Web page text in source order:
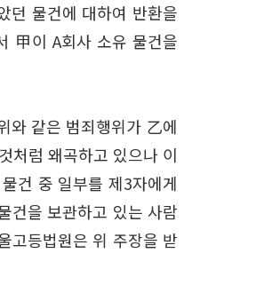
던 물건에 대하여 반환을
甲이 A회사 소유 물건을
와 같은 범죄행위가 乙에
처럼 왜곡하고 있으나 이
건 중 일부를 제3자에게
건을 보관하고 있는 사람
고등법원은 위 주장을 받